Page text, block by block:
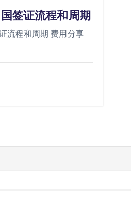
签证流程和周期
流程和周期 费用分享